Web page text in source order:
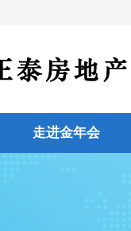
走进金年会